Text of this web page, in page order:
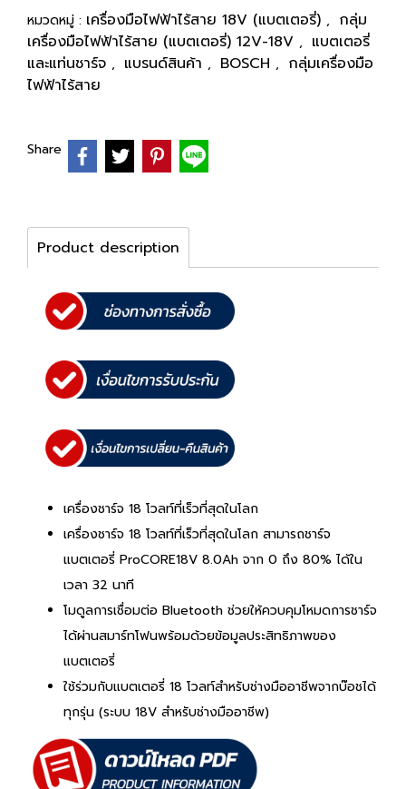
หมวดหมู่ : เครื่องมือไฟฟ้าไร้สาย 18V (แบตเตอรี่) , กลุ่ม
เครื่องมือไฟฟ้าไร้สาย (แบตเตอรี่) 12V-18V , แบตเตอรี่
และแท่นชาร์จ , แบรนด์สินค้า , BOSCH , กลุ่มเครื่องมือ
ไฟฟ้าไร้สาย
Share
Product description
เครื่องชาร์จ 18 โวลท์ที่เร็วที่สุดในโลก
เครื่องชาร์จ 18 โวลท์ที่เร็วที่สุดในโลก สามารถชาร์จ
แบตเตอรี่ ProCORE18V 8.0Ah จาก 0 ถึง 80% ได้ใน
เวลา 32 นาที
โมดูลการเชื่อมต่อ Bluetooth ช่วยให้ควบคุมโหมดการชาร์จ
ได้ผ่านสมาร์ทโฟนพร้อมด้วยข้อมูลประสิทธิภาพของ
แบตเตอรี่
ใช้ร่วมกับแบตเตอรี่ 18 โวลท์สำหรับช่างมืออาชีพจากบ๊อชได้
ทุกรุ่น (ระบบ 18V สำหรับช่างมืออาชีพ)